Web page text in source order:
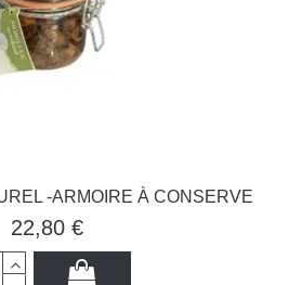
-ARMOIRE À CONSERVE
22,80 €